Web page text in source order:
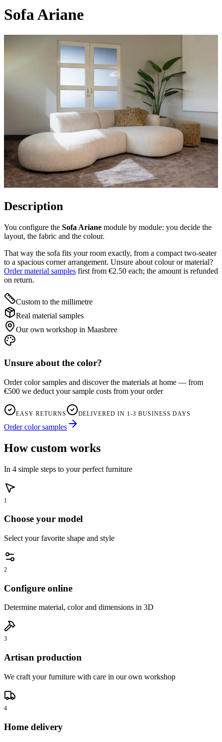
Sofa Ariane
Description
You configure the Sofa Ariane module by module: you decide the
layout, the fabric and the colour.
That way the sofa fits your room exactly, from a compact two-seater
to a spacious corner arrangement. Unsure about colour or material?
Order material samples first from €2.50 each; the amount is refunded
on return.
Custom to the millimetre
Real material samples
Our own workshop in Maasbree
Unsure about the color?
Order color samples and discover the materials at home — from
€500 we deduct your sample costs from your order
EASY RETURNS DELIVERED IN 1-3 BUSINESS DAYS
Order color samples
How custom works
In 4 simple steps to your perfect furniture
1
Choose your model
Select your favorite shape and style
2
Configure online
Determine material, color and dimensions in 3D
3
Artisan production
We craft your furniture with care in our own workshop
4
Home delivery